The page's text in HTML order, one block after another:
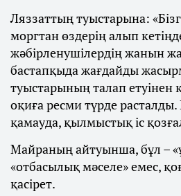
Ляззаттың туыстарына:
моргтан өздерің алып
жәбірленушілердің жанын
бастапқыда жағдайды
туыстарының талап етуінен
оқиға ресми түрде расталды.
қамауда, қылмыстық іс
Майраның айтуынша, бұл –
«отбасылық мәселе» емес,
қасірет.